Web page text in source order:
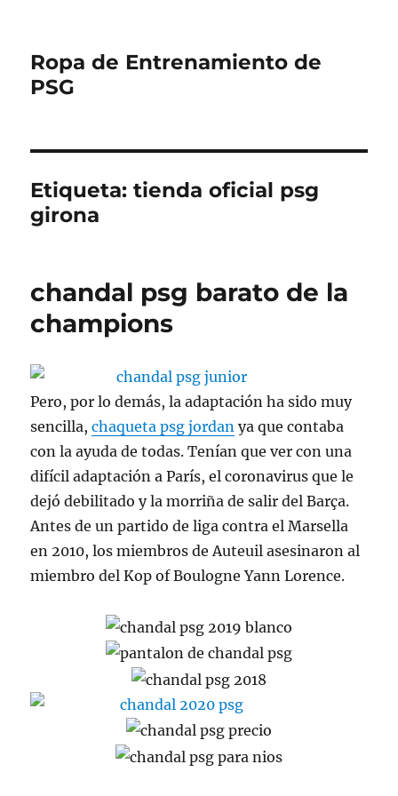
Ropa de Entrenamiento de
PSG
Etiqueta:tienda oficial psg
girona
chandal psg barato de la
champions
Pero, por lo demás, la adaptación ha sido muy
sencilla,chaqueta psg jordan ya que contaba
con la ayuda de todas. Tenían que ver con una
difícil adaptación a París, el coronavirus que le
dejó debilitado y la morriña de salir del Barça.
Antes de un partido de liga contra el Marsella
en 2010, los miembros de Auteuil asesinaron al
miembro del Kop of Boulogne Yann Lorence.